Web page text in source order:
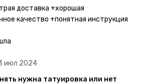
сразу понеслась их забирать. Хочу
очень большой выбор мест для
упрощает процесс получения
в бумажный плотный
ещё одна упаковка с
Комплектация набора: сами тату,
пакетики, салфетки,
Всё выглядит очень мило. Я уже
доставка +хорошая
качество +понятная инструкция
июл 2024
нужна татуировка или нет